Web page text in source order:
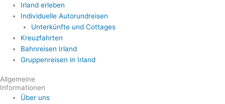
Irland erleben
Individuelle Autorundreisen
Unterkünfte und Cottages
Kreuzfahrten
Bahnreisen Irland
Gruppenreisen in Irland
Allgemeine
Informationen
Über uns